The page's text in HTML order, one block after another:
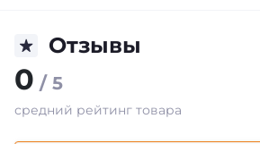
Отзывы
0 / 5
средний рейтинг товара